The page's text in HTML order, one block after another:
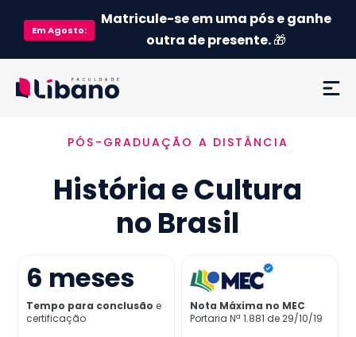
EmAgosto:
Matricule-se em uma pós e ganhe
outra de presente.🎁
Ementa
Como funciona
Credenciamento MEC
Preço
Já sou aluno
PÓS-GRADUAÇÃO A DISTÂNCIA
História e Cultura
no Brasil
6 meses
Tempo para conclusão e
certificação
Nota Máxima no MEC
Portaria Nª 1.881 de 29/10/19